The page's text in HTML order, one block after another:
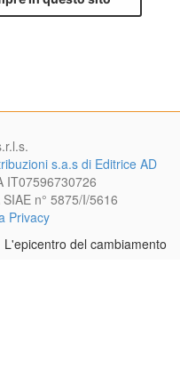
s.a.s di Editrice AD
IT07596730726
n° 5875/I/5616
Privacy
L'epicentro del cambiamento